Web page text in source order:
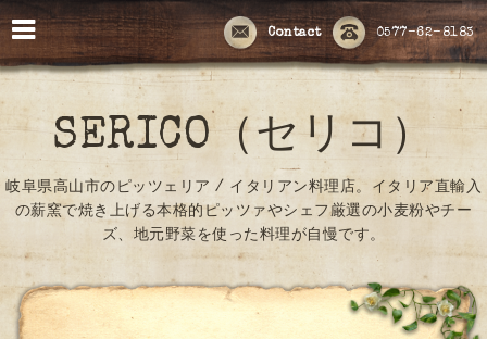
0577-62-8183
Contact
SERICO（セリコ）
岐阜県高山市のピッツェリア / イタリアン料理店。イタリア直輸入
の薪窯で焼き上げる本格的ピッツァやシェフ厳選の小麦粉やチー
ズ、地元野菜を使った料理が自慢です。